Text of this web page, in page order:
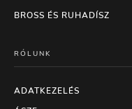
BROSS ÉS RUHADÍSZ
RÓLUNK
ADATKEZELÉS